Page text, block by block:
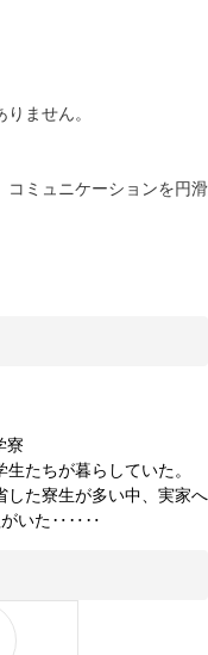
ません。
コミュニケーションを円滑
寮
たちが暮らしていた。
た寮生が多い中、実家へ
がいた‥‥‥